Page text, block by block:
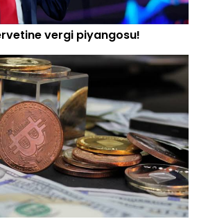
vergi piyangosu!